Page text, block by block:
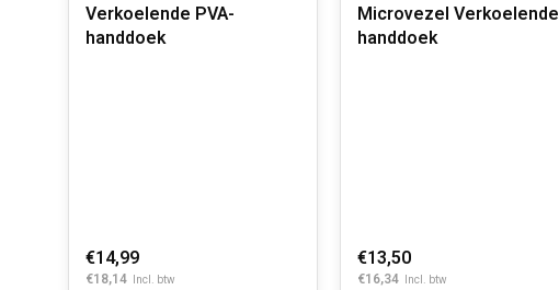
Verkoelende PVA-
handdoek
€14,99
€18,14 Incl. btw
Microvezel Verkoelende
handdoek
€13,50
€16,34 Incl. btw